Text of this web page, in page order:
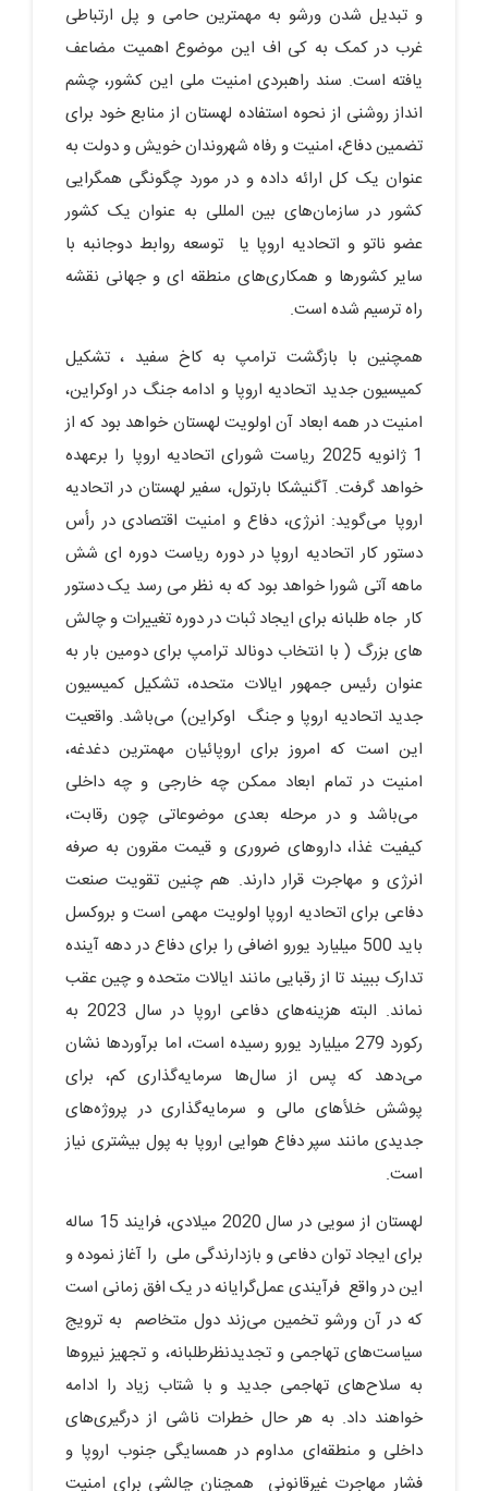
و تبدیل شدن ورشو به مهمترین حامی و پل ارتباطی
غرب در کمک به کی اف این موضوع اهمیت مضاعف
یافته است. سند راهبردی امنیت ملی این کشور، چشم
انداز روشنی از نحوه استفاده لهستان از منابع خود برای
تضمین دفاع، امنیت و رفاه شهروندان خویش و دولت به
عنوان یک کل ارائه داده و در مورد چگونگی همگرایی
کشور در سازمان‌های بین المللی به عنوان یک کشور
عضو ناتو و اتحادیه اروپا یا توسعه روابط دوجانبه با
سایر کشورها و همکاری‌های منطقه ای و جهانی نقشه
راه ترسیم شده است.
همچنین با بازگشت ترامپ به کاخ سفید ، تشکیل
کمیسیون جدید اتحادیه اروپا و ادامه جنگ در اوکراین،
امنیت در همه ابعاد آن اولویت لهستان خواهد بود که از
1 ژانویه 2025 ریاست شورای اتحادیه اروپا را برعهده
خواهد گرفت. آگنیشکا بارتول، سفیر لهستان در اتحادیه
اروپا می‌گوید: انرژی، دفاع و امنیت اقتصادی در رأس
دستور کار اتحادیه اروپا در دوره ریاست دوره ای شش
ماهه آتی شورا خواهد بود که به نظر می رسد یک دستور
کار جاه طلبانه برای ایجاد ثبات در دوره تغییرات و چالش
های بزرگ ( با انتخاب دونالد ترامپ برای دومین بار به
عنوان رئیس جمهور ایالات متحده، تشکیل کمیسیون
جدید اتحادیه اروپا و جنگ اوکراین) می‌باشد. واقعیت
این است که امروز برای اروپائیان مهمترین دغدغه،
امنیت در تمام ابعاد ممکن چه خارجی و چه داخلی
می‌باشد و در مرحله بعدی موضوعاتی چون رقابت،
کیفیت غذا، داروهای ضروری و قیمت مقرون به صرفه
انرژی و مهاجرت قرار دارند. هم چنین تقویت صنعت
دفاعی برای اتحادیه اروپا اولویت مهمی است و بروکسل
باید 500 میلیارد یورو اضافی را برای دفاع در دهه آینده
تدارک ببیند تا از رقبایی مانند ایالات متحده و چین عقب
نماند. البته هزینه‌های دفاعی اروپا در سال 2023 به
رکورد 279 میلیارد یورو رسیده است، اما برآوردها نشان
می‌دهد که پس از سال‌ها سرمایه‌گذاری کم، برای
پوشش خلأهای مالی و سرمایه‌گذاری در پروژه‌های
جدیدی مانند سپر دفاع هوایی اروپا به پول بیشتری نیاز
است.
لهستان از سویی در سال 2020 میلادی، فرایند 15 ساله
برای ایجاد توان دفاعی و بازدارندگی ملی را آغاز نموده و
این در واقع فرآیندی عمل‌گرایانه در یک افق زمانی است
که در آن ورشو تخمین می‌زند دول متخاصم به ترویج
سیاست‌های تهاجمی و تجدیدنظرطلبانه، و تجهیز نیروها
به سلاح‌های تهاجمی جدید و با شتاب زیاد را ادامه
خواهند داد. به هر حال خطرات ناشی از درگیری‌های
داخلی و منطقه‌ای مداوم در همسایگی جنوب اروپا و
فشار مهاجرت غیرقانونی همچنان چالشی برای امنیت